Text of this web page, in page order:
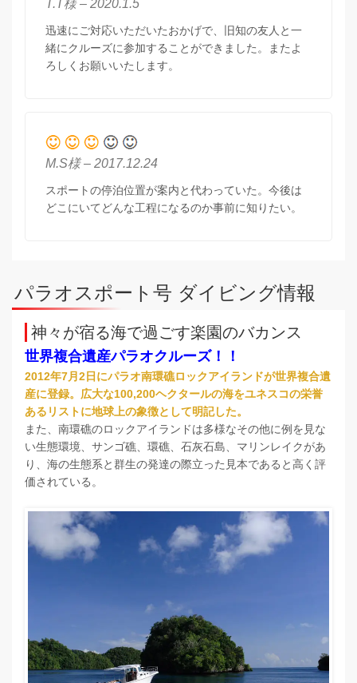
T.T様 – 2020.1.5
迅速にご対応いただいたおかげで、旧知の友人と一
緒にクルーズに参加することができました。またよ
ろしくお願いいたします。
M.S様 – 2017.12.24
スポートの停泊位置が案内と代わっていた。今後は
どこにいてどんな工程になるのか事前に知りたい。
パラオスポート号 ダイビング情報
神々が宿る海で過ごす楽園のバカンス
世界複合遺産パラオクルーズ！！
2012年7月2日にパラオ南環礁ロックアイランドが世界複合遺
産に登録。広大な100,200ヘクタールの海をユネスコの栄誉
あるリストに地球上の象徴として明記した。
また、南環礁のロックアイランドは多様なその他に例を見な
い生態環境、サンゴ礁、環礁、石灰石島、マリンレイクがあ
り、海の生態系と群生の発達の際立った見本であると高く評
価されている。